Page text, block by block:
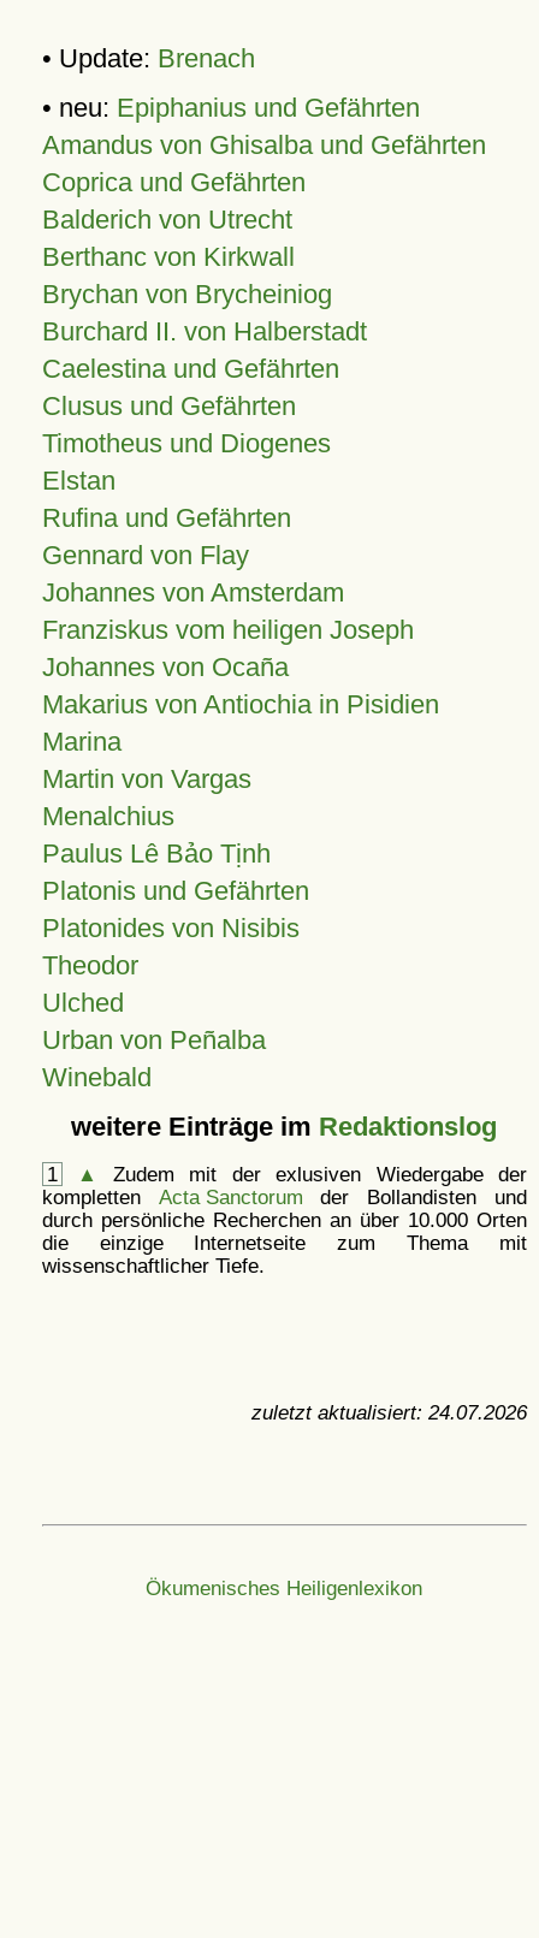
• Update: Brenach
• neu: Epiphanius und Gefährten
Amandus von Ghisalba und Gefährten
Coprica und Gefährten
Balderich von Utrecht
Berthanc von Kirkwall
Brychan von Brycheiniog
Burchard II. von Halberstadt
Caelestina und Gefährten
Clusus und Gefährten
Timotheus und Diogenes
Elstan
Rufina und Gefährten
Gennard von Flay
Johannes von Amsterdam
Franziskus vom heiligen Joseph
Johannes von Ocaña
Makarius von Antiochia in Pisidien
Marina
Martin von Vargas
Menalchius
Paulus Lê Bảo Tịnh
Platonis und Gefährten
Platonides von Nisibis
Theodor
Ulched
Urban von Peñalba
Winebald
weitere Einträge im Redaktionslog
1 ▲
Zudem mit der exlusiven Wiedergabe der
kompletten Acta Sanctorum der Bollandisten und
durch persönliche Recherchen an über 10.000 Orten
die einzige Internetseite zum Thema mit
wissenschaftlicher Tiefe.
zuletzt aktualisiert: 24.07.2026
Ökumenisches Heiligenlexikon